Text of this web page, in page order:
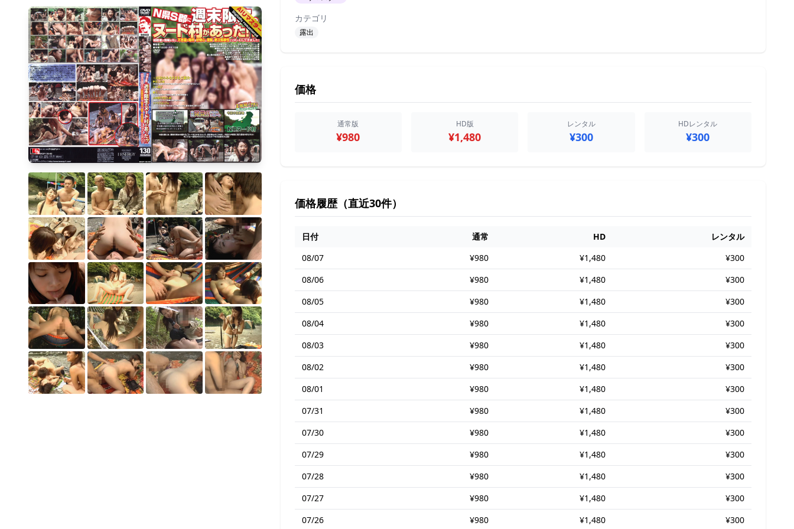
カテゴリ
露出
価格
通常版
¥980
HD版
¥1,480
レンタル
¥300
HDレンタル
¥300
価格履歴（直近30件）
日付 通常 HD
レンタル
08/07
¥980 ¥1,480
¥300
08/06
¥980 ¥1,480
¥300
08/05
¥980 ¥1,480
¥300
08/04
¥980 ¥1,480
¥300
08/03
¥980 ¥1,480
¥300
08/02
¥980 ¥1,480
¥300
08/01
¥980 ¥1,480
¥300
07/31
¥980 ¥1,480
¥300
07/30
¥980 ¥1,480
¥300
07/29
¥980 ¥1,480
¥300
07/28
¥980 ¥1,480
¥300
07/27
¥980 ¥1,480
¥300
07/26
¥980 ¥1,480 ¥300